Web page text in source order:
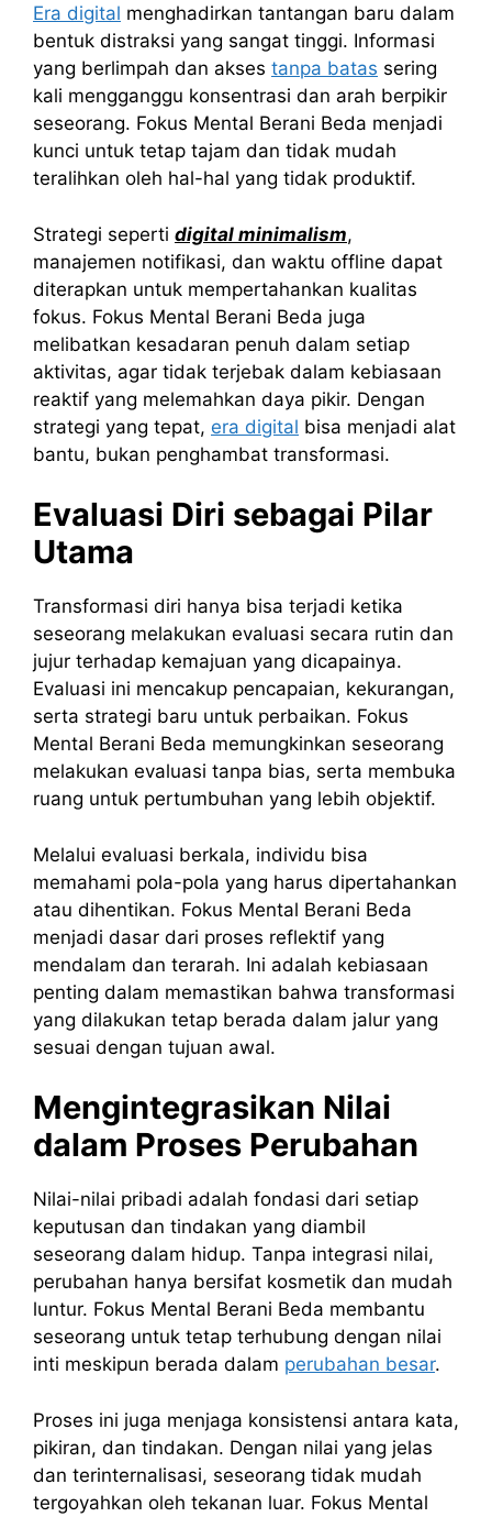
Era digital menghadirkan tantangan baru dalam
bentuk distraksi yang sangat tinggi. Informasi
yang berlimpah dan akses tanpa batas sering
kali mengganggu konsentrasi dan arah berpikir
seseorang. Fokus Mental Berani Beda menjadi
kunci untuk tetap tajam dan tidak mudah
teralihkan oleh hal-hal yang tidak produktif.
Strategi seperti digital minimalism,
manajemen notifikasi, dan waktu offline dapat
diterapkan untuk mempertahankan kualitas
fokus. Fokus Mental Berani Beda juga
melibatkan kesadaran penuh dalam setiap
aktivitas, agar tidak terjebak dalam kebiasaan
reaktif yang melemahkan daya pikir. Dengan
strategi yang tepat, era digital bisa menjadi alat
bantu, bukan penghambat transformasi.
Evaluasi Diri sebagai Pilar
Utama
Transformasi diri hanya bisa terjadi ketika
seseorang melakukan evaluasi secara rutin dan
jujur terhadap kemajuan yang dicapainya.
Evaluasi ini mencakup pencapaian, kekurangan,
serta strategi baru untuk perbaikan. Fokus
Mental Berani Beda memungkinkan seseorang
melakukan evaluasi tanpa bias, serta membuka
ruang untuk pertumbuhan yang lebih objektif.
Melalui evaluasi berkala, individu bisa
memahami pola-pola yang harus dipertahankan
atau dihentikan. Fokus Mental Berani Beda
menjadi dasar dari proses reflektif yang
mendalam dan terarah. Ini adalah kebiasaan
penting dalam memastikan bahwa transformasi
yang dilakukan tetap berada dalam jalur yang
sesuai dengan tujuan awal.
Mengintegrasikan Nilai
dalam Proses Perubahan
Nilai-nilai pribadi adalah fondasi dari setiap
keputusan dan tindakan yang diambil
seseorang dalam hidup. Tanpa integrasi nilai,
perubahan hanya bersifat kosmetik dan mudah
luntur. Fokus Mental Berani Beda membantu
seseorang untuk tetap terhubung dengan nilai
inti meskipun berada dalam perubahan besar.
Proses ini juga menjaga konsistensi antara kata,
pikiran, dan tindakan. Dengan nilai yang jelas
dan terinternalisasi, seseorang tidak mudah
tergoyahkan oleh tekanan luar. Fokus Mental